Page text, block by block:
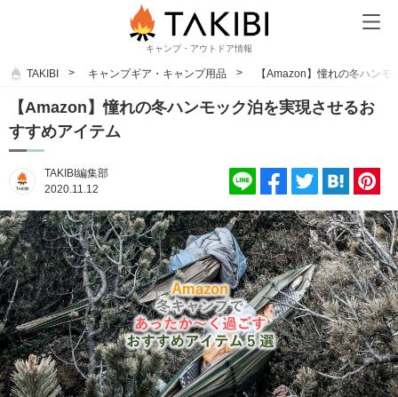
キャンプ・アウトドア情報
TAKIBI キャンプギア・キャンプ用品 【Amazon】憧れの冬ハン
【Amazon】憧れの冬ハンモック泊を実現させるお
すすめアイテム
TAKIBI編集部
2020.11.12